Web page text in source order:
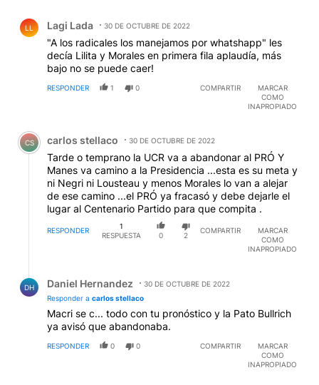
LL Lagi Lada 30 DE OCTUBRE DE 2022
"A los radicales los manejamos por whatshapp" les
decía Lilita y Morales en primera fila aplaudía, más
bajo no se puede caer!
RESPONDER 1 0 COMPARTIR
MARCAR
COMO
INAPROPIADO
Comentario de carlos stellaco.
CS carlos stellaco 30 DE OCTUBRE DE 2022
Tarde o temprano la UCR va a abandonar al PRÓ Y
Manes va camino a la Presidencia ...esta es su meta y
ni Negri ni Lousteau y menos Morales lo van a alejar
de ese camino ...el PRÓ ya fracasó y debe dejarle el
lugar al Centenario Partido para que compita .
RESPONDER
1
RESPUESTA
0 2
COMPARTIR
MARCAR
COMO
INAPROPIADO
DH Daniel Hernandez
30 DE OCTUBRE DE 2022
Responder a carlos stellaco
Macri se c... todo con tu pronóstico y la Pato Bullrich
ya avisó que abandonaba.
RESPONDER 0 0 COMPARTIR
MARCAR
COMO
INAPROPIADO